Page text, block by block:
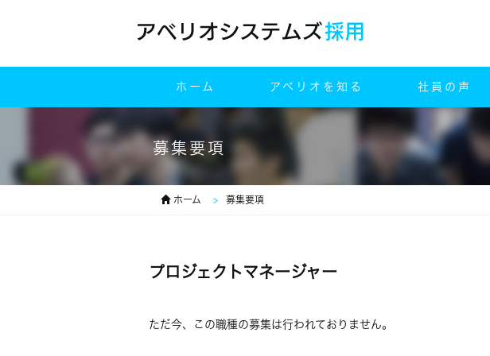
ホーム アベリオを知る 社員の声
募集要項
ホーム 募集要項
プロジェクトマネージャー
ただ今、この職種の募集は行われておりません。